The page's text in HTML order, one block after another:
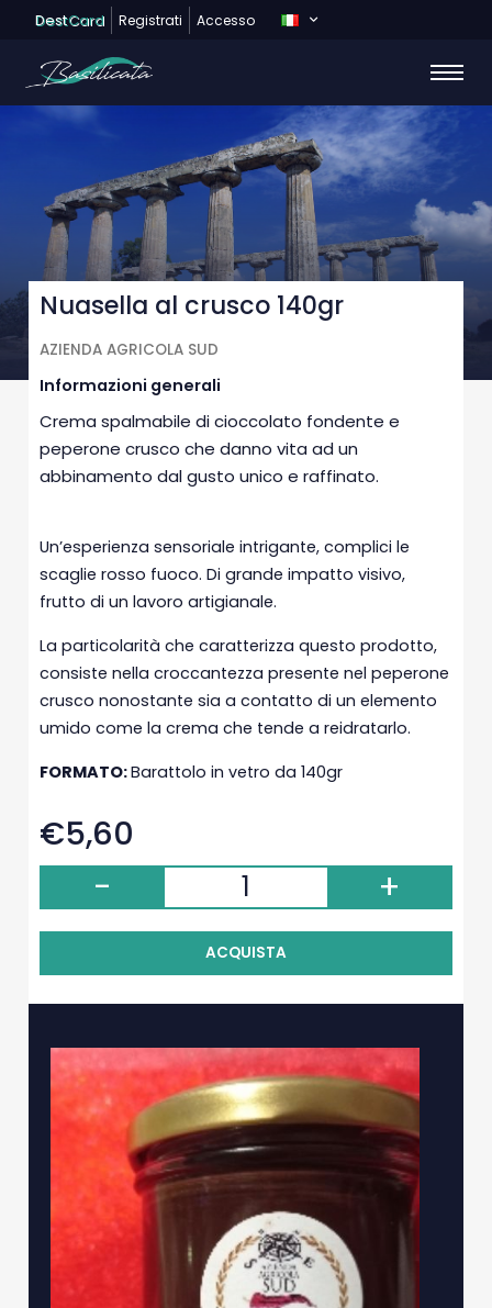
DestCard Registrati Accesso
Nuasella al crusco 140gr
AZIENDA AGRICOLA SUD
Informazioni generali
Crema spalmabile di cioccolato fondente e
peperone crusco che danno vita ad un
abbinamento dal gusto unico e raffinato.
Un’esperienza sensoriale intrigante, complici le
scaglie rosso fuoco. Di grande impatto visivo,
frutto di un lavoro artigianale.
La particolarità che caratterizza questo prodotto,
consiste nella croccantezza presente nel peperone
crusco nonostante sia a contatto di un elemento
umido come la crema che tende a reidratarlo.
FORMATO:Barattolo in vetro da 140gr
€5,60
- +
ACQUISTA